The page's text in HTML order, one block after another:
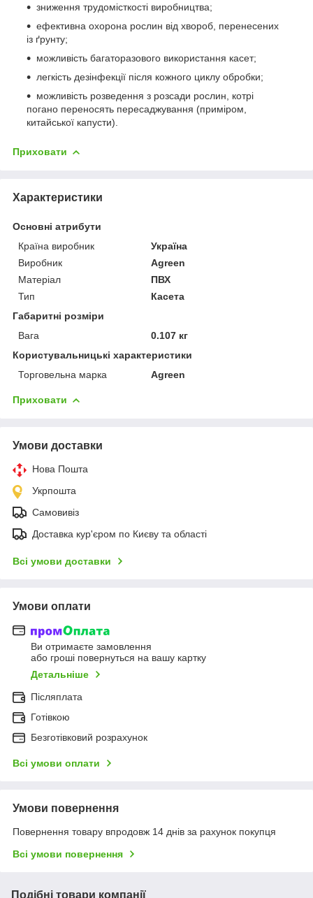
зниження трудомісткості виробництва;
ефективна охорона рослин від хвороб, перенесених
із ґрунту;
можливість багаторазового використання касет;
легкість дезінфекції після кожного циклу обробки;
можливість розведення з розсади рослин, котрі
погано переносять пересаджування (приміром,
китайської капусти).
Приховати
Характеристики
Основні атрибути
Країна виробник
Україна
Виробник
Agreen
Матеріал
ПВХ
Тип
Касета
Габаритні розміри
Вага
0.107 кг
Користувальницькі характеристики
Торговельна марка
Agreen
Приховати
Умови доставки
Нова Пошта
Укрпошта
Самовивіз
Доставка кур'єром по Києву та області
Всі умови доставки
Умови оплати
Ви отримаєте замовлення
або гроші повернуться на вашу картку
Детальніше
Післяплата
Готівкою
Безготівковий розрахунок
Всі умови оплати
Умови повернення
Повернення товару впродовж 14 днів за рахунок покупця
Всі умови повернення
Подібні товари компанії